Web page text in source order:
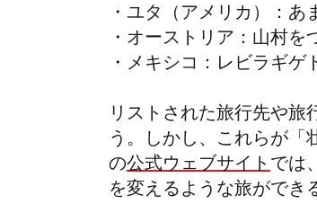
・ユタ（アメリカ）：
・オーストリア：山村を
・メキシコ：レビラギ
リストされた旅行先や旅
う。しかし、これらが「
の公式ウェブサイト では
を変えるような旅ができ